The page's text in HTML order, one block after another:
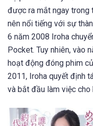
được ra mắt ngay trong
nên nổi tiếng với sự
6 năm 2008 Iroha
Pocket. Tuy nhiên, vào
hoạt động đóng phim
2011, Iroha quyết định
và bắt đầu làm việc cho